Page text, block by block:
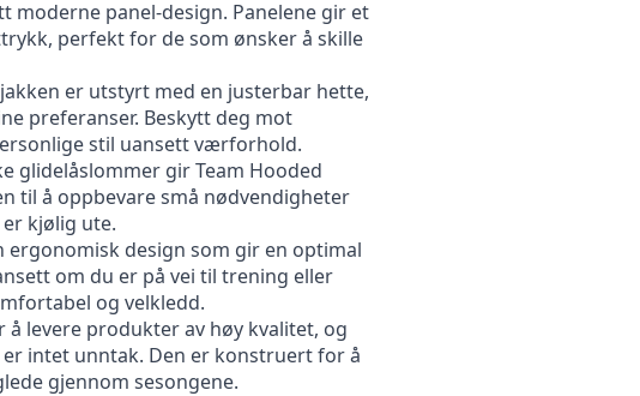
moderne panel-design. Panelene gir et
perfekt for de som ønsker å skille
er utstyrt med en justerbar hette,
preferanser. Beskytt deg mot
stil uansett værforhold.
glidelåslommer gir Team Hooded
til å oppbevare små nødvendigheter
kjølig ute.
ergonomisk design som gir en optimal
om du er på vei til trening eller
og velkledd.
å levere produkter av høy kvalitet, og
er intet unntak. Den er konstruert for å
gjennom sesongene.